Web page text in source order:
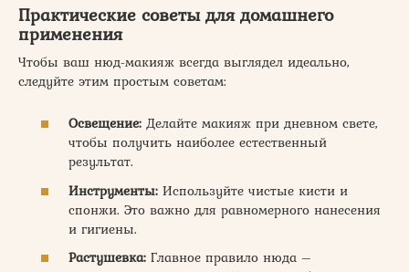
Практические советы для домашнего
применения
Чтобы ваш нюд-макияж всегда выглядел идеально,
следуйте этим простым советам:
Освещение: Делайте макияж при дневном свете,
чтобы получить наиболее естественный
результат.
Инструменты: Используйте чистые кисти и
спонжи. Это важно для равномерного нанесения
и гигиены.
Растушевка: Главное правило нюда –